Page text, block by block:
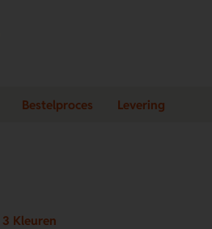
Bestelproces Levering
3 Kleuren